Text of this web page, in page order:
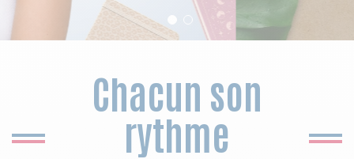
Chacun son
rythme